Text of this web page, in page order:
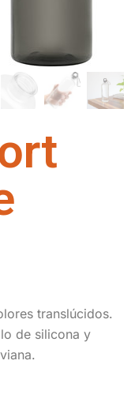
translúcidos.
de silicona y